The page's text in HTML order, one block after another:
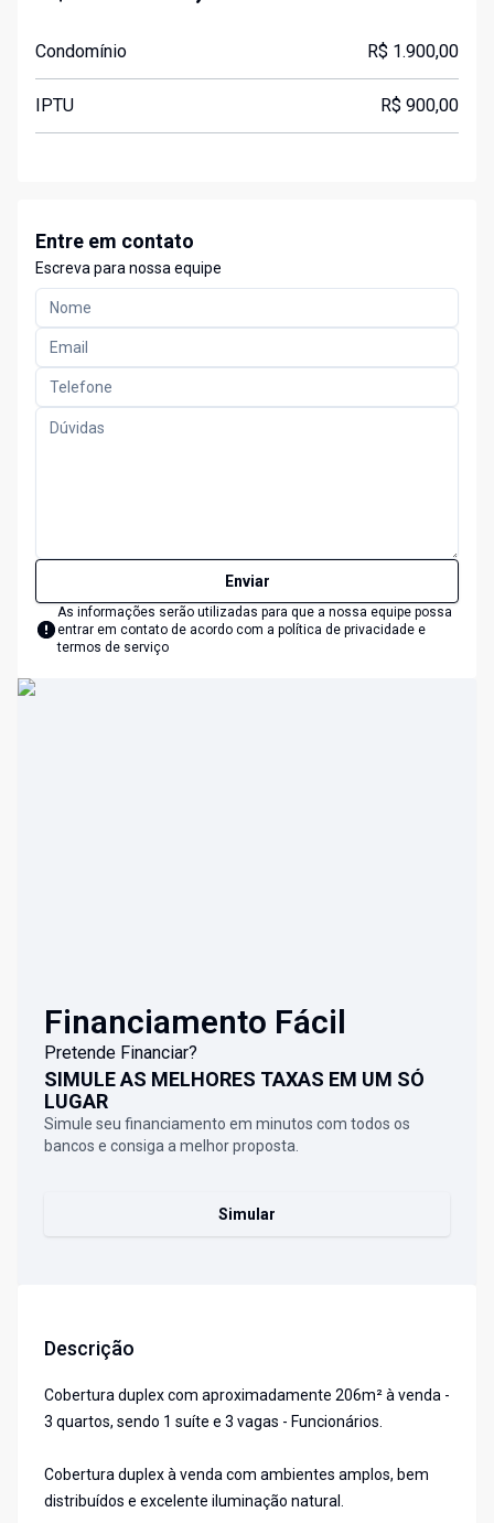
Condomínio R$ 1.900,00
IPTU R$ 900,00
Entre em contato
Escreva para nossa equipe
Enviar
As informações serão utilizadas para que a nossa equipe possa
entrar em contato de acordo com a política de privacidade e
termos de serviço
Financiamento Fácil
Pretende Financiar?
SIMULE AS MELHORES TAXAS EM UM SÓ
LUGAR
Simule seu financiamento em minutos com todos os
bancos e consiga a melhor proposta.
Simular
Descrição
Cobertura duplex com aproximadamente 206m² à venda -
3 quartos, sendo 1 suíte e 3 vagas - Funcionários.
Cobertura duplex à venda com ambientes amplos, bem
distribuídos e excelente iluminação natural.